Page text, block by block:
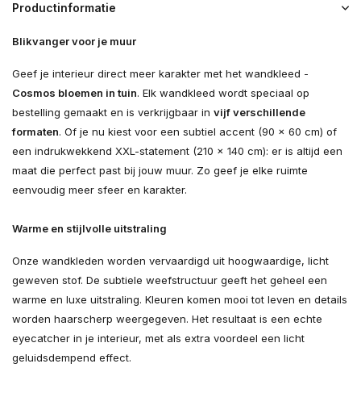
Productinformatie
Blikvanger voor je muur
Geef je interieur direct meer karakter met het wandkleed -
Cosmos bloemen in tuin. Elk wandkleed wordt speciaal op
bestelling gemaakt en is verkrijgbaar in vijf verschillende
formaten. Of je nu kiest voor een subtiel accent (90 × 60 cm) of
een indrukwekkend XXL-statement (210 × 140 cm): er is altijd een
maat die perfect past bij jouw muur. Zo geef je elke ruimte
eenvoudig meer sfeer en karakter.
Warme en stijlvolle uitstraling
Onze wandkleden worden vervaardigd uit hoogwaardige, licht
geweven stof. De subtiele weefstructuur geeft het geheel een
warme en luxe uitstraling. Kleuren komen mooi tot leven en details
worden haarscherp weergegeven. Het resultaat is een echte
eyecatcher in je interieur, met als extra voordeel een licht
geluidsdempend effect.